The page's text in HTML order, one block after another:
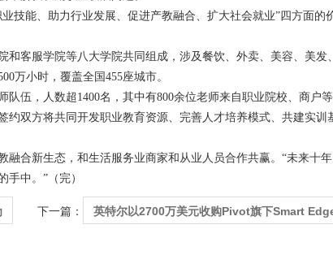
技能、助力行业发展、促进产教融合、扩大社会就业”四方面的
客服学院等八大学院共同组成，涉及餐饮、外卖、美容、美发
万小时，覆盖全国455座城市。
伍，人数超1400名，其中有800余位老师来自职业院校、商户等
双方将共同开发职业教育资源、完善人才培养模式、共建实训
合新生态，和生活服务业商家和从业人员合作共赢。“未来十
中。”（完）
下一篇： 英特尔以2700万美元收购Pivot旗下Smart